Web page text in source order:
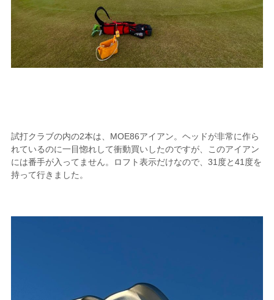
試打クラブの内の2本は、MOE86アイアン。ヘッドが非常に作ら
れているのに一目惚れして衝動買いしたのですが、このアイアン
には番手が入ってません。ロフト表示だけなので、31度と41度を
持って行きました。